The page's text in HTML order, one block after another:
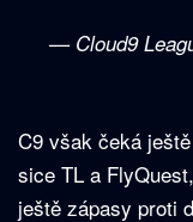
— Cloud9
C9 však čeká
sice TL a
ještě zápasy proti